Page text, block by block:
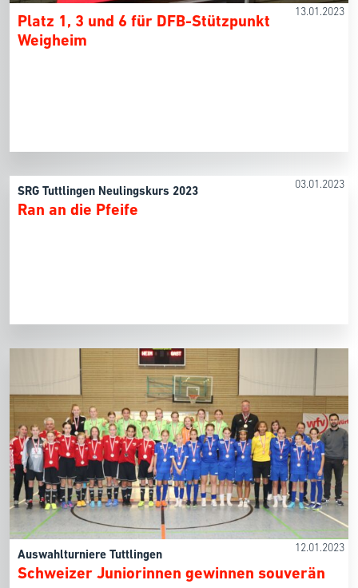
13.01.2023
Platz 1, 3 und 6 für DFB-Stützpunkt
Weigheim
03.01.2023
SRG Tuttlingen Neulingskurs 2023
Ran an die Pfeife
12.01.2023
Auswahlturniere Tuttlingen
Schweizer Juniorinnen gewinnen souverän